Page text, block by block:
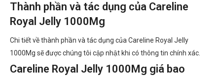
Thành phần và tác dụng của Careline
Royal Jelly 1000Mg
Chi tiết về thành phần và tác dụng của Careline Royal Jelly
1000Mg sẽ được chúng tôi cập nhật khi có thông tin chính xác.
Careline Royal Jelly 1000Mg giá bao